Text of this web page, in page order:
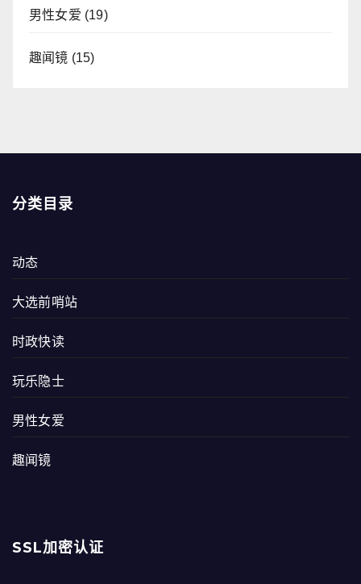
男性女爱 (19)
趣闻镜 (15)
分类目录
动态
大选前哨站
时政快读
玩乐隐士
男性女爱
趣闻镜
SSL加密认证